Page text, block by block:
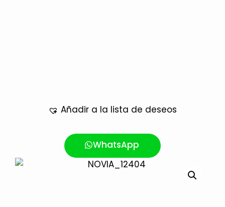
Añadir a la lista de deseos
WhatsApp